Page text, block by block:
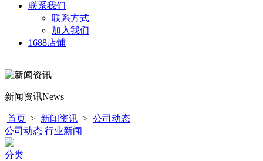
联系我们
联系方式
加入我们
1688店铺
新闻资讯News
首页 > 新闻资讯 > 公司动态
公司动态 行业新闻
分类